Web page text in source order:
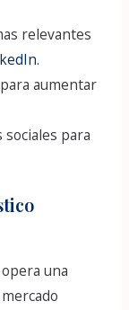
relevantes
.
aumentar
para
una